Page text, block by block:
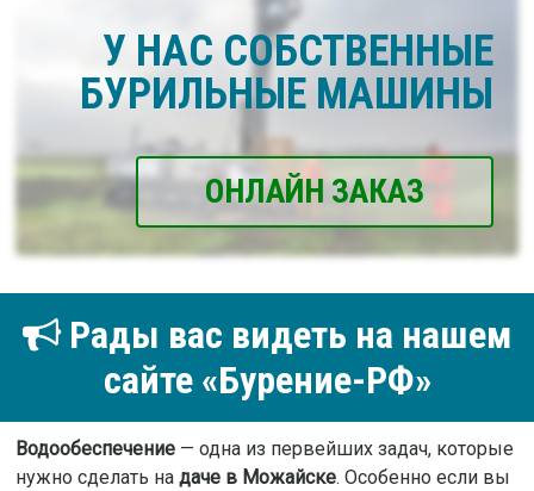
У НАС СОБСТВЕННЫЕ
БУРИЛЬНЫЕ МАШИНЫ
ОНЛАЙН ЗАКАЗ
Рады вас видеть на нашем
сайте «Бурение-РФ»
Водообеспечение— одна из первейших задач, которые
нужно сделать на даче в Можайске. Особенно если вы